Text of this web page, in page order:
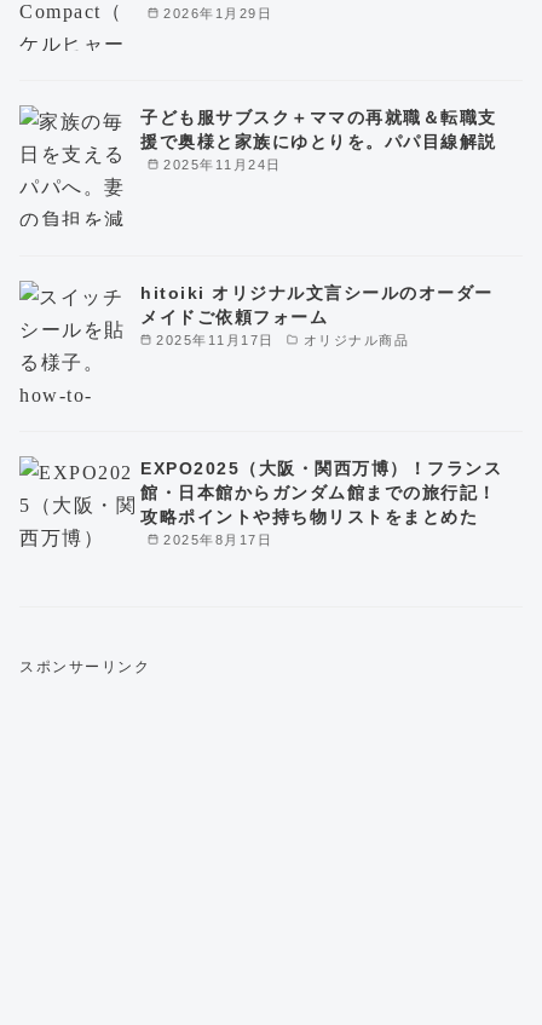
2026年1月29日
2025年11月24日
子ども服サブスク＋ママの再就職＆転職支
援で奥様と家族にゆとりを。パパ目線解説
2025年11月17日 オリジナル商品
hitoiki オリジナル文言シールのオーダー
メイドご依頼フォーム
2025年8月17日
EXPO2025（大阪・関西万博）！フランス
館・日本館からガンダム館までの旅行記！
攻略ポイントや持ち物リストをまとめた
スポンサーリンク